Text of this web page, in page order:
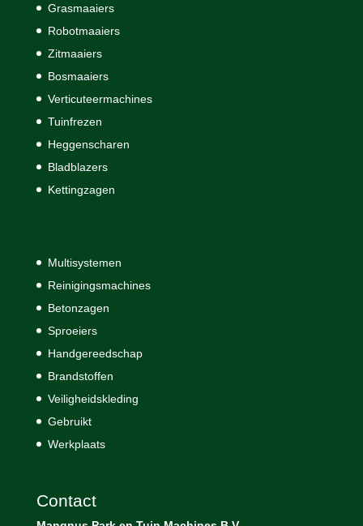
Grasmaaiers
Robotmaaiers
Zitmaaiers
Bosmaaiers
Verticuteermachines
Tuinfrezen
Heggenscharen
Bladblazers
Kettingzagen
Multisystemen
Reinigingsmachines
Betonzagen
Sproeiers
Handgereedschap
Brandstoffen
Veiligheidskleding
Gebruikt
Werkplaats
Contact